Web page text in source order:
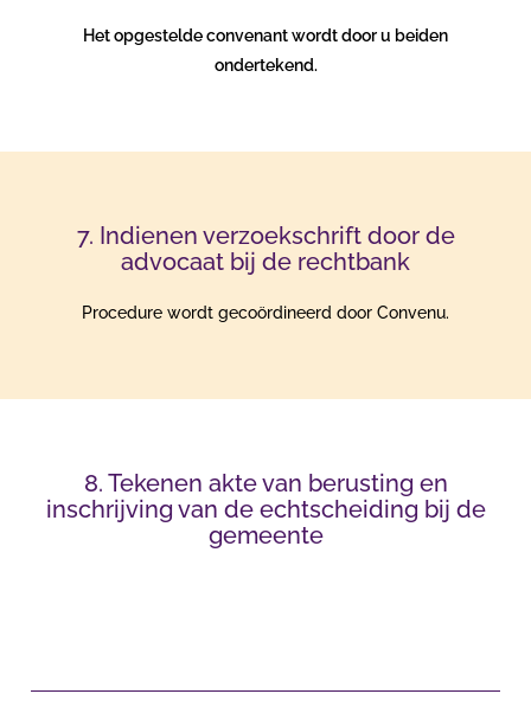
Het opgestelde convenant wordt door u beiden
ondertekend.
7. Indienen verzoekschrift door de
advocaat bij de rechtbank
Procedure wordt gecoördineerd door Convenu.
8. Tekenen akte van berusting en
inschrijving van de echtscheiding bij de
gemeente